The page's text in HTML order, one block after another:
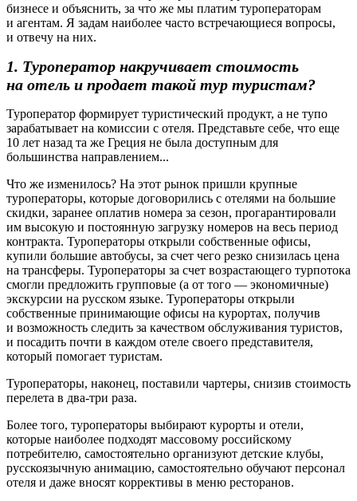
бизнесе и объяснить, за что же мы платим туроператорам
и агентам. Я задам наиболее часто встречающиеся вопросы,
и отвечу на них.
1. Туроператор накручивает стоимость
на отель и продает такой тур туристам?
Туроператор формирует туристический продукт, а не тупо
зарабатывает на комиссии с отеля. Представьте себе, что еще
10 лет назад та же Греция не была доступным для
большинства направлением...
Что же изменилось? На этот рынок пришли крупные
туроператоры, которые договорились с отелями на большие
скидки, заранее оплатив номера за сезон, прогарантировали
им высокую и постоянную загрузку номеров на весь период
контракта. Туроператоры открыли собственные офисы,
купили большие автобусы, за счет чего резко снизилась цена
на трансферы. Туроператоры за счет возрастающего турпотока
смогли предложить групповые (а от того — экономичные)
экскурсии на русском языке. Туроператоры открыли
собственные принимающие офисы на курортах, получив
и возможность следить за качеством обслуживания туристов,
и посадить почти в каждом отеле своего представителя,
который помогает туристам.
Туроператоры, наконец, поставили чартеры, снизив стоимость
перелета в два-три раза.
Более того, туроператоры выбирают курорты и отели,
которые наиболее подходят массовому российскому
потребителю, самостоятельно организуют детские клубы,
русскоязычную анимацию, самостоятельно обучают персонал
отеля и даже вносят коррективы в меню ресторанов.